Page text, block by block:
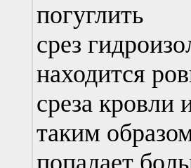
погуглить
срез
находится
среза кровли
таким
попадает